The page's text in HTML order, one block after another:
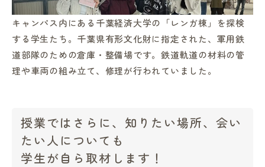
キャンパス内にある千葉経済大学の「レンガ棟」を探検
する学生たち。千葉県有形文化財に指定された、軍用鉄
道部隊のための倉庫・整備場です。鉄道軌道の材料の管
理や車両の組み立て、修理が行われていました。
授業ではさらに、知りたい場所、会い
たい人についても
学生が自ら取材します！